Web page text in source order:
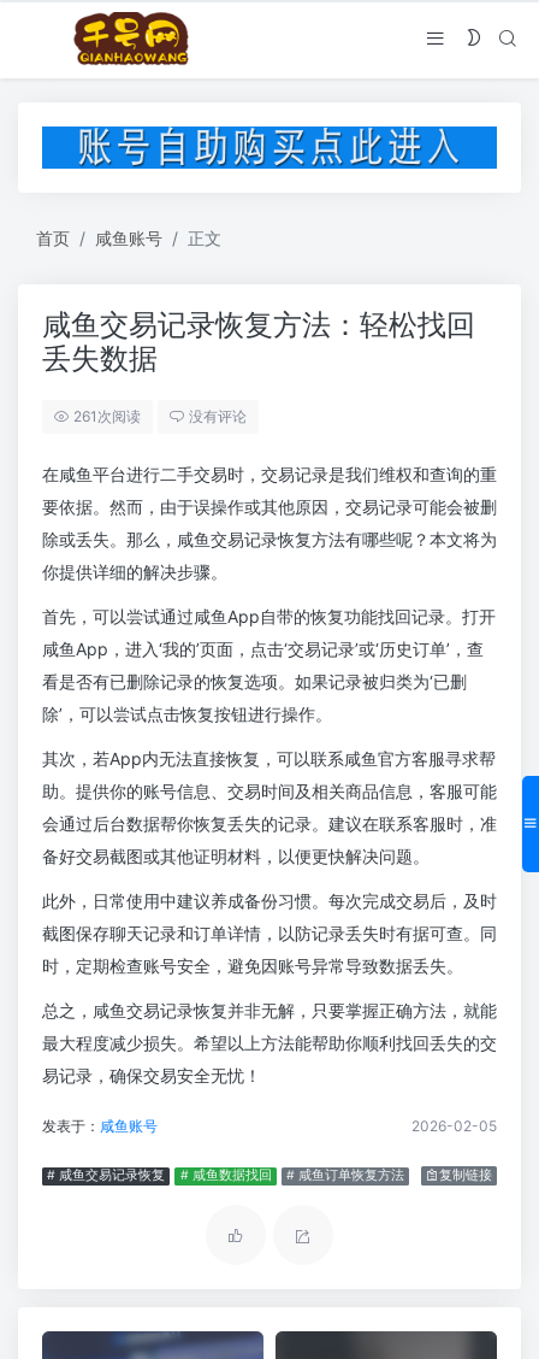
首页 咸鱼账号 正文
咸鱼交易记录恢复方法：轻松找回
丢失数据
261次阅读 没有评论
在咸鱼平台进行二手交易时，交易记录是我们维权和查询的重
要依据。然而，由于误操作或其他原因，交易记录可能会被删
除或丢失。那么，咸鱼交易记录恢复方法有哪些呢？本文将为
你提供详细的解决步骤。
首先，可以尝试通过咸鱼App自带的恢复功能找回记录。打开
咸鱼App，进入‘我的’页面，点击‘交易记录’或‘历史订单’，查
看是否有已删除记录的恢复选项。如果记录被归类为‘已删
除’，可以尝试点击恢复按钮进行操作。
其次，若App内无法直接恢复，可以联系咸鱼官方客服寻求帮
助。提供你的账号信息、交易时间及相关商品信息，客服可能
会通过后台数据帮你恢复丢失的记录。建议在联系客服时，准
备好交易截图或其他证明材料，以便更快解决问题。
此外，日常使用中建议养成备份习惯。每次完成交易后，及时
截图保存聊天记录和订单详情，以防记录丢失时有据可查。同
时，定期检查账号安全，避免因账号异常导致数据丢失。
总之，咸鱼交易记录恢复并非无解，只要掌握正确方法，就能
最大程度减少损失。希望以上方法能帮助你顺利找回丢失的交
易记录，确保交易安全无忧！
发表于： 咸鱼账号 2026-02-05
# 咸鱼交易记录恢复 # 咸鱼数据找回 # 咸鱼订单恢复方法 复制链接